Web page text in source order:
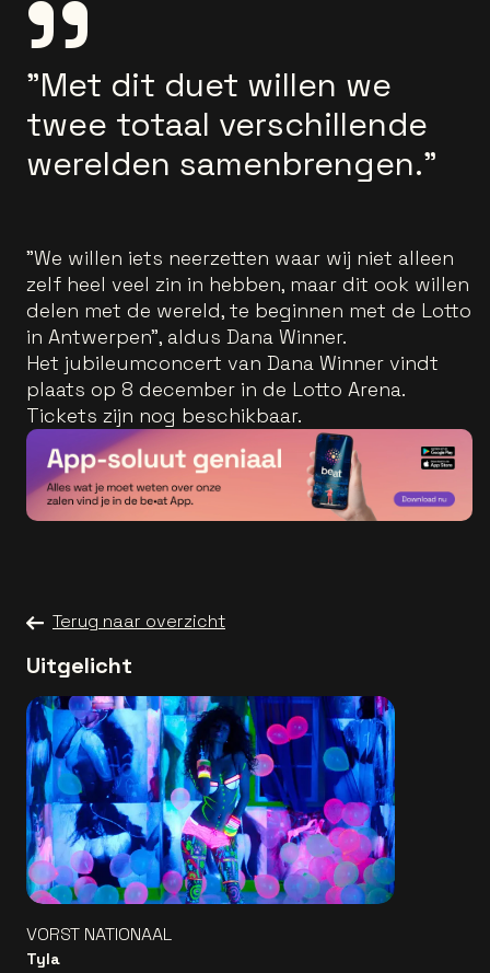
"Met dit duet willen we
twee totaal verschillende
werelden samenbrengen."
"We willen iets neerzetten waar wij niet alleen
zelf heel veel zin in hebben, maar dit ook willen
delen met de wereld, te beginnen met de Lotto
in Antwerpen”, aldus Dana Winner.
Het jubileumconcert van Dana Winner vindt
plaats op 8 december in de Lotto Arena.
Tickets zijn nog beschikbaar.
Terug naar overzicht
Uitgelicht
VORST NATIONAAL
Tyla